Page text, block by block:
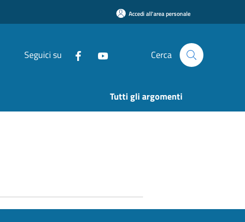
Accedi all'area personale
Seguici su Cerca
Tutti gli argomenti